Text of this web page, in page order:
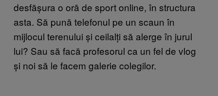
desfășura o oră de sport online, în structura
asta. Să pună telefonul pe un scaun în
mijlocul terenului și ceilalți să alerge în jurul
lui? Sau să facă profesorul ca un fel de vlog
și noi să le facem galerie colegilor.